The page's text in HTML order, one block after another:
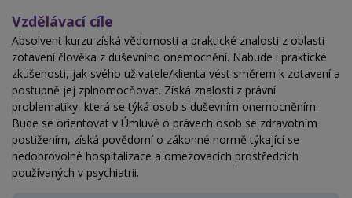
Vzdělávací cíle
Absolvent kurzu získá vědomosti a praktické znalosti z oblasti
zotavení člověka z duševního onemocnění. Nabude i praktické
zkušenosti, jak svého uživatele/klienta vést směrem k zotavení a
postupně jej zplnomocňovat. Získá znalosti z právní
problematiky, která se týká osob s duševním onemocněním.
Bude se orientovat v Úmluvě o právech osob se zdravotním
postižením, získá povědomí o zákonné normě týkající se
nedobrovolné hospitalizace a omezovacích prostředcích
používaných v psychiatrii.